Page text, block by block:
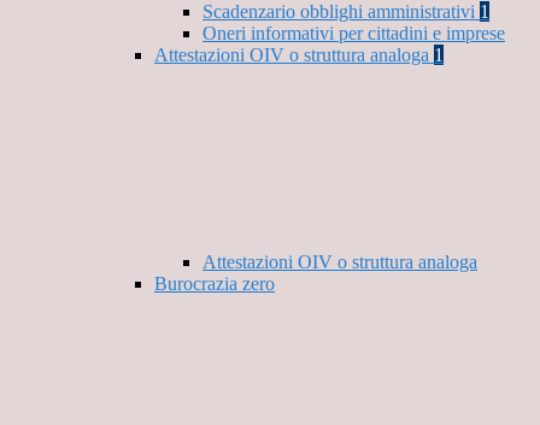
Scadenzario obblighi amministrativi 1
Oneri informativi per cittadini e imprese
Attestazioni OIV o struttura analoga 1
Attestazioni OIV o struttura analoga
Burocrazia zero